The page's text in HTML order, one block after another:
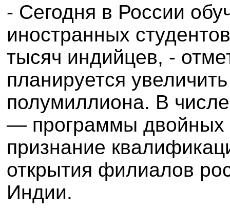
- Сегодня в России
иностранных
тысяч индийцев, -
планируется
полумиллиона. В
— программы двойных
признание
открытия филиалов
Индии.